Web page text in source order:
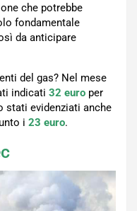
che potrebbe
fondamentale
da anticipare
del gas? Nel mese
indicati 32 euro per
stati evidenziati anche
i 23 euro.